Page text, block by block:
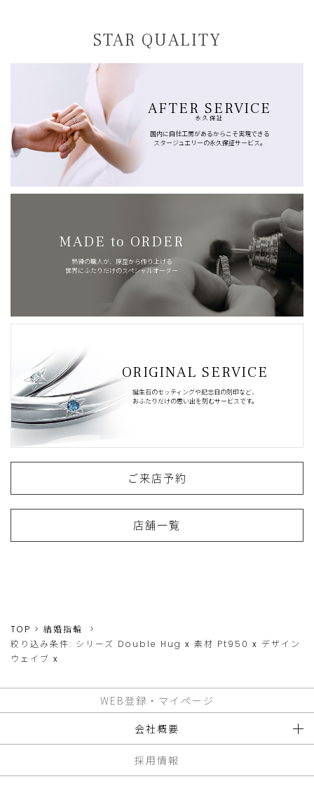
STAR QUALITY
AFTER SERVICE
永久保証
国内に自社工房があるからこそ実現できる
スタージュエリーの永久保証サービス。
MADE to ORDER
熟練の職人が、原型から作り上げる
世界にふたりだけのスペシャルオーダー
ORIGINAL SERVICE
誕生石のセッティングや記念日の刻印など、
おふたりだけの思い出を刻むサービスです。
ご来店予約
店舗一覧
TOP
結婚指輪
絞り込み条件: シリーズ Double Hug x 素材 Pt950 x デザイン
ウェイブ x
WEB登録・マイページ
会社概要
採用情報